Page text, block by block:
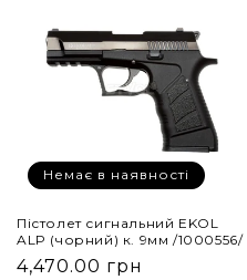
Немає в наявності
Пістолет сигнальний EKOL
ALP (чорний) к. 9мм /1000556/
4,470.00 грн